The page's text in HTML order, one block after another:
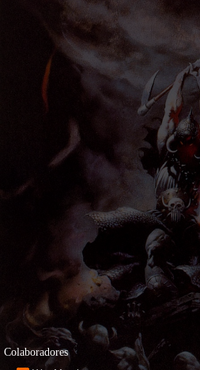
Colaboradores